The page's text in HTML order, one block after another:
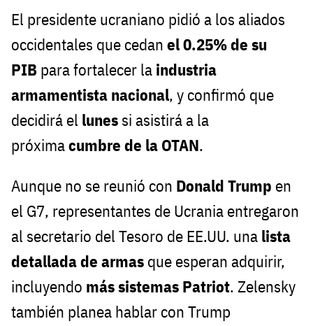
El presidente ucraniano pidió a los aliados
occidentales que cedan el 0.25% de su
PIB para fortalecer la industria
armamentista nacional, y confirmó que
decidirá el lunes si asistirá a la
próximacumbre de la OTAN.
Aunque no se reunió con Donald Trump en
el G7, representantes de Ucrania entregaron
al secretario del Tesoro de EE.UU. una lista
detallada de armas que esperan adquirir,
incluyendo más sistemas Patriot. Zelensky
también planea hablar con Trump